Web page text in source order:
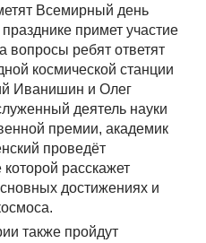
Всемирный день
примет участие
вопросы ребят ответят
космической станции
Иванишин и Олег
деятель науки
премии, академик
проведёт
расскажет
достижениях и
также пройдут